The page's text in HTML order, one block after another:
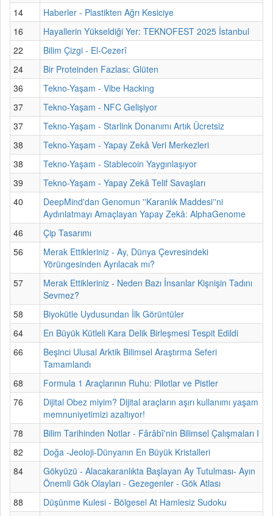
14
Haberler - Plastikten Ağrı Kesiciye
16
Hayallerin Yükseldiği Yer: TEKNOFEST 2025 İstanbul
22
Bilim Çizgi - El-Cezerî
24
Bir Proteinden Fazlası: Glüten
36
Tekno-Yaşam - Vibe Hacking
37
Tekno-Yaşam - NFC Gelişiyor
37
Tekno-Yaşam - Starlink Donanımı Artık Ücretsiz
38
Tekno-Yaşam - Yapay Zekâ Veri Merkezleri
38
Tekno-Yaşam - Stablecoin Yaygınlaşıyor
39
Tekno-Yaşam - Yapay Zekâ Telif Savaşları
40
DeepMind'dan Genomun ''Karanlık Maddesi''ni
Aydınlatmayı Amaçlayan Yapay Zekâ: AlphaGenome
46
Çip Tasarımı
56
Merak Ettikleriniz - Ay, Dünya Çevresindeki
Yörüngesinden Ayrılacak mı?
57
Merak Ettikleriniz - Neden Bazı İnsanlar Kişnişin Tadını
Sevmez?
58
Biyokütle Uydusundan İlk Görüntüler
64
En Büyük Kütleli Kara Delik Birleşmesi Tespit Edildi
66
Beşinci Ulusal Arktik Bilimsel Araştırma Seferi
Tamamlandı
68
Formula 1 Araçlarının Ruhu: Pilotlar ve Pistler
76
Dijital Obez miyim? Dijital araçların aşırı kullanımı yaşam
memnuniyetimizi azaltıyor!
78
Bilim Tarihinden Notlar - Fârâbî'nin Bilimsel Çalışmaları I
82
Doğa -Jeoloji-Dünyanın En Büyük Kristalleri
84
Gökyüzü - Alacakaranlıkta Başlayan Ay Tutulması- Ayın
Önemli Gök Olayları - Gezegenler - Gök Atlası
88
Düşünme Kulesi - Bölgesel At Hamlesiz Sudoku